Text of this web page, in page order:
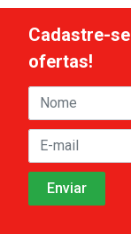
Cadastre-
ofertas!